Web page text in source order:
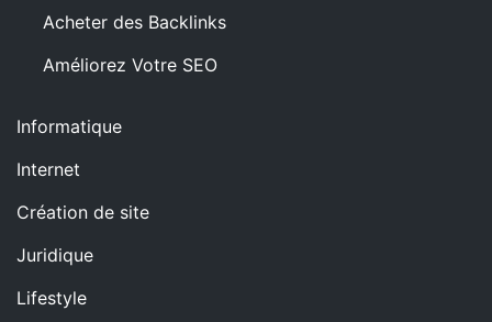
Acheter des Backlinks
Améliorez Votre SEO
Informatique
Internet
Création de site
Juridique
Lifestyle